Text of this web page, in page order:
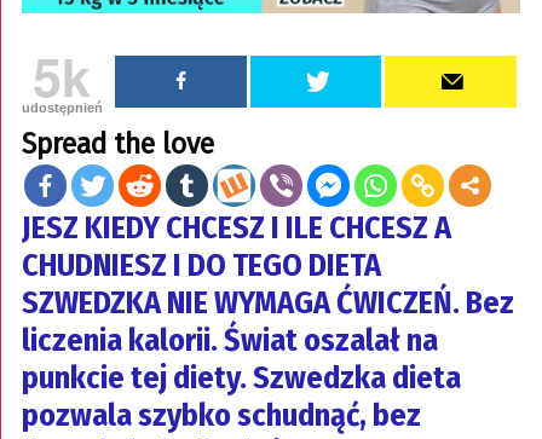
5k
udostępnień
Spread the love
JESZ KIEDY CHCESZ I ILE CHCESZ A
CHUDNIESZ I DO TEGO DIETA
SZWEDZKA NIE WYMAGA ĆWICZEŃ. Bez
liczenia kalorii. Świat oszalał na
punkcie tej diety. Szwedzka dieta
pozwala szybko schudnąć, bez